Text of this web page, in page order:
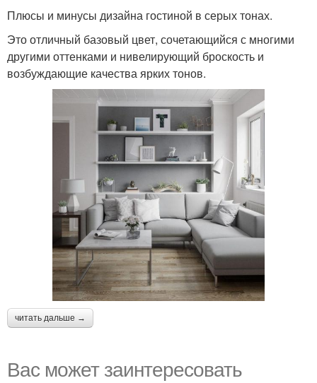
Плюсы и минусы дизайна гостиной в серых тонах.
Это отличный базовый цвет, сочетающийся с многими
другими оттенками и нивелирующий броскость и
возбуждающие качества ярких тонов.
читать дальше →
Вас может заинтересовать